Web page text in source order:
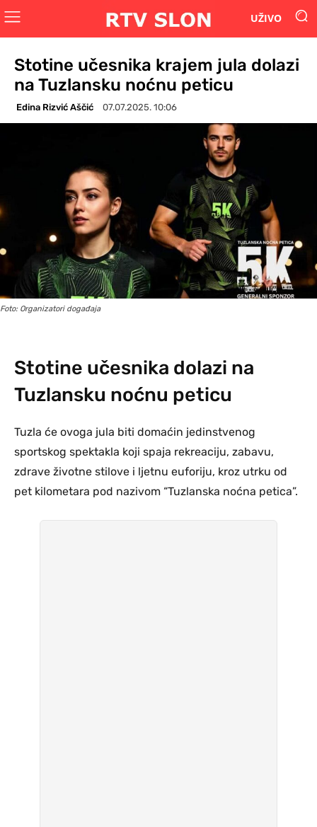
UŽIVO
Stotine učesnika krajem jula dolazi
na Tuzlansku noćnu peticu
Edina Rizvić Aščić 07.07.2025. 10:06
Foto: Organizatori događaja
Stotine učesnika dolazi na
Tuzlansku noćnu peticu
Tuzla će ovoga jula biti domaćin jedinstvenog
sportskog spektakla koji spaja rekreaciju, zabavu,
zdrave životne stilove i ljetnu euforiju, kroz utrku od
pet kilometara pod nazivom “Tuzlanska noćna petica”.